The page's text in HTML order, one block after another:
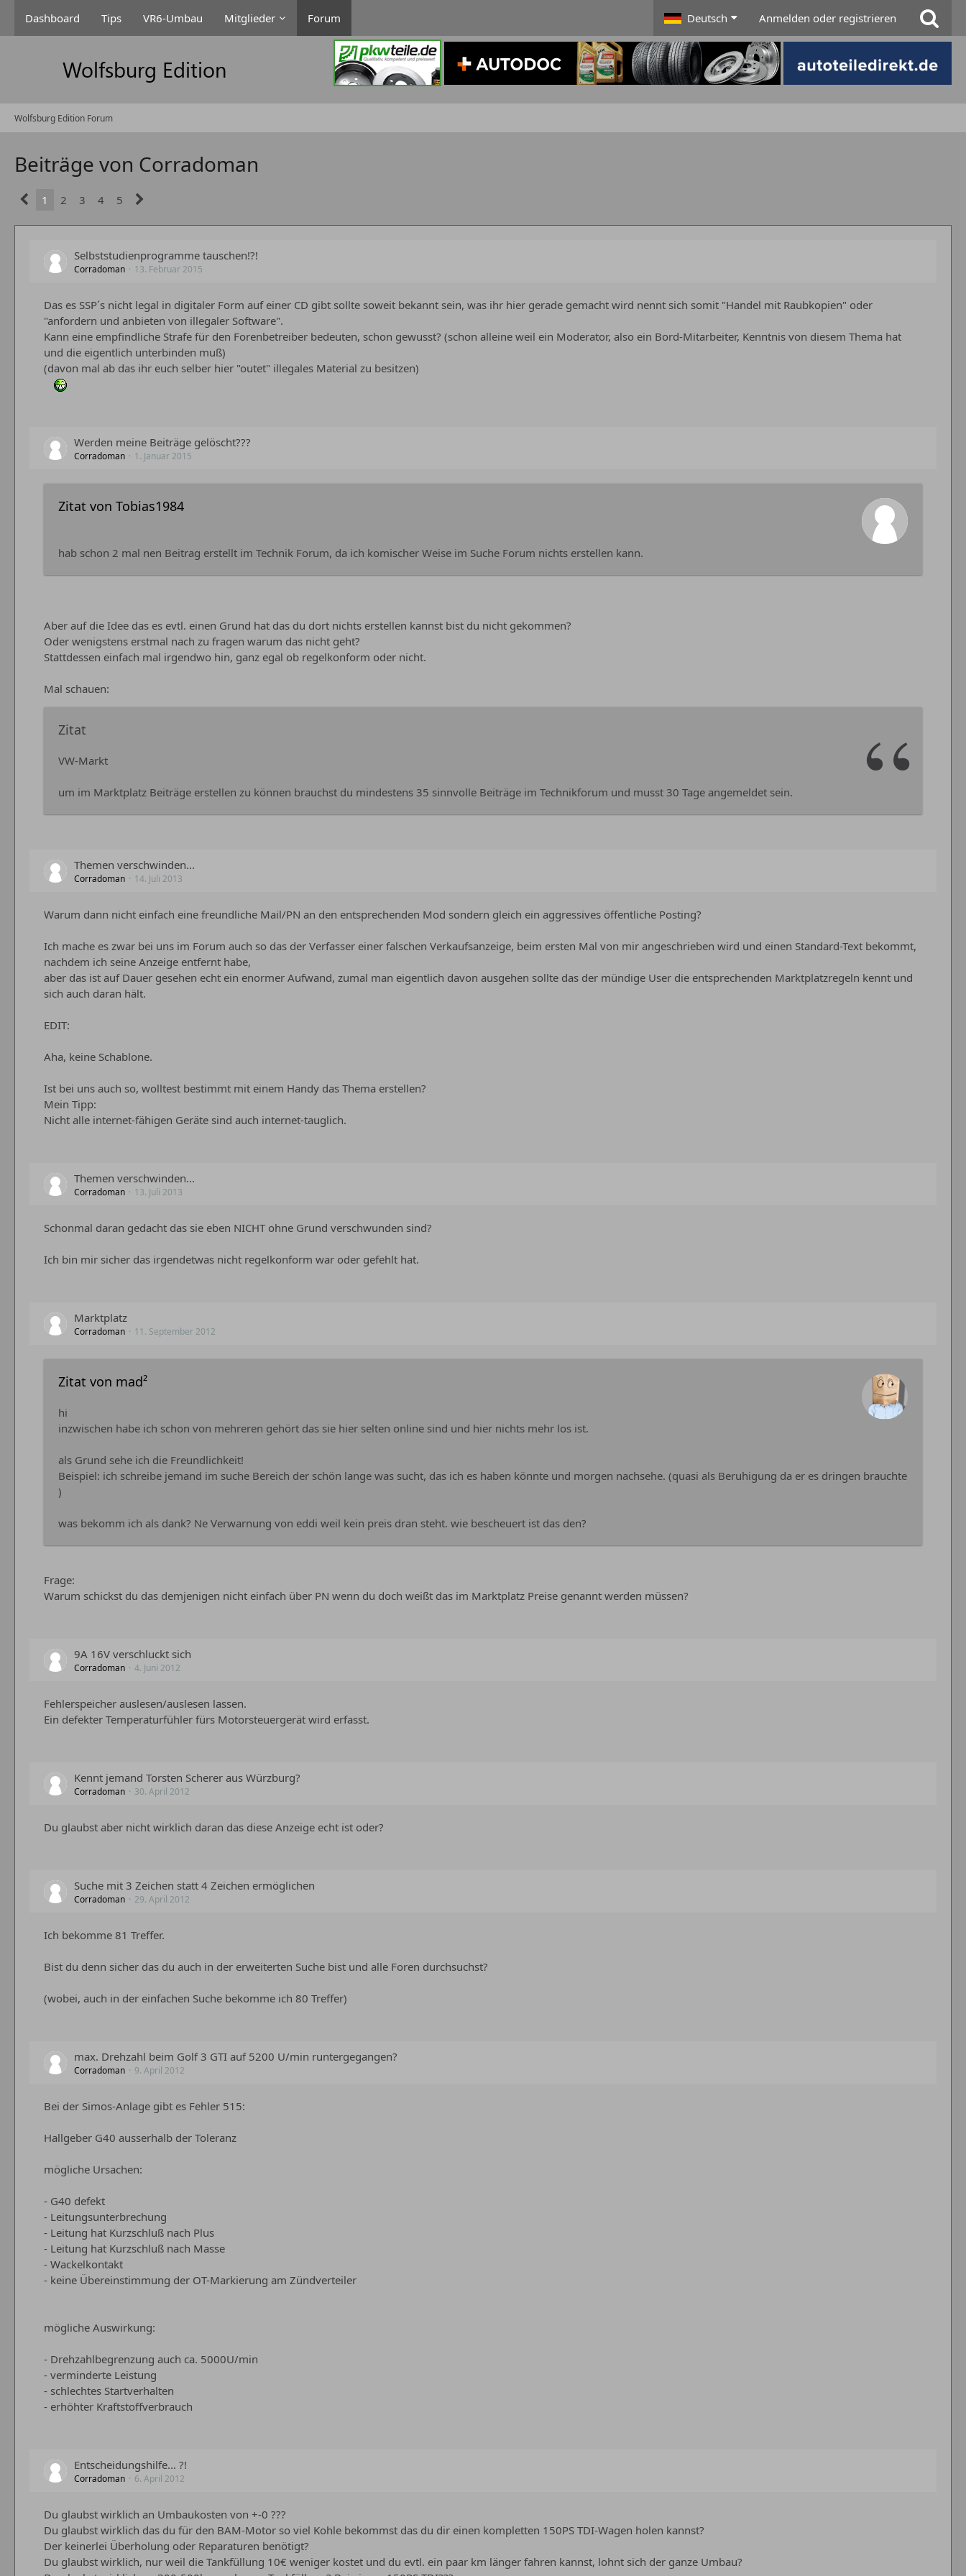
Dashboard Tips VR6-Umbau Mitglieder Forum Deutsch Anmelden oder registrieren
Wolfsburg Edition Forum
Beiträge von Corradoman
1 2 3 4 5
Selbststudienprogramme tauschen!?!
Corradoman 13. Februar 2015
Das es SSP´s nicht legal in digitaler Form auf einer CD gibt sollte soweit bekannt sein, was ihr hier gerade gemacht wird nennt sich somit "Handel mit Raubkopien" oder
"anfordern und anbieten von illegaler Software".
Kann eine empfindliche Strafe für den Forenbetreiber bedeuten, schon gewusst? (schon alleine weil ein Moderator, also ein Bord-Mitarbeiter, Kenntnis von diesem Thema hat
und die eigentlich unterbinden muß)
(davon mal ab das ihr euch selber hier "outet" illegales Material zu besitzen)
Werden meine Beiträge gelöscht???
Corradoman 1. Januar 2015
Zitat von Tobias1984
hab schon 2 mal nen Beitrag erstellt im Technik Forum, da ich komischer Weise im Suche Forum nichts erstellen kann.
Aber auf die Idee das es evtl. einen Grund hat das du dort nichts erstellen kannst bist du nicht gekommen?
Oder wenigstens erstmal nach zu fragen warum das nicht geht?
Stattdessen einfach mal irgendwo hin, ganz egal ob regelkonform oder nicht.
Mal schauen:
Zitat
VW-Markt
um im Marktplatz Beiträge erstellen zu können brauchst du mindestens 35 sinnvolle Beiträge im Technikforum und musst 30 Tage angemeldet sein.
Themen verschwinden...
Corradoman 14. Juli 2013
Warum dann nicht einfach eine freundliche Mail/PN an den entsprechenden Mod sondern gleich ein aggressives öffentliche Posting?
Ich mache es zwar bei uns im Forum auch so das der Verfasser einer falschen Verkaufsanzeige, beim ersten Mal von mir angeschrieben wird und einen Standard-Text bekommt,
nachdem ich seine Anzeige entfernt habe,
aber das ist auf Dauer gesehen echt ein enormer Aufwand, zumal man eigentlich davon ausgehen sollte das der mündige User die entsprechenden Marktplatzregeln kennt und
sich auch daran hält.
EDIT:
Aha, keine Schablone.
Ist bei uns auch so, wolltest bestimmt mit einem Handy das Thema erstellen?
Mein Tipp:
Nicht alle internet-fähigen Geräte sind auch internet-tauglich.
Themen verschwinden...
Corradoman 13. Juli 2013
Schonmal daran gedacht das sie eben NICHT ohne Grund verschwunden sind?
Ich bin mir sicher das irgendetwas nicht regelkonform war oder gefehlt hat.
Marktplatz
Corradoman 11. September 2012
Zitat von mad²
hi
inzwischen habe ich schon von mehreren gehört das sie hier selten online sind und hier nichts mehr los ist.
als Grund sehe ich die Freundlichkeit!
Beispiel: ich schreibe jemand im suche Bereich der schön lange was sucht, das ich es haben könnte und morgen nachsehe. (quasi als Beruhigung da er es dringen brauchte
)
was bekomm ich als dank? Ne Verwarnung von eddi weil kein preis dran steht. wie bescheuert ist das den?
Frage:
Warum schickst du das demjenigen nicht einfach über PN wenn du doch weißt das im Marktplatz Preise genannt werden müssen?
9A 16V verschluckt sich
Corradoman 4. Juni 2012
Fehlerspeicher auslesen/auslesen lassen.
Ein defekter Temperaturfühler fürs Motorsteuergerät wird erfasst.
Kennt jemand Torsten Scherer aus Würzburg?
Corradoman 30. April 2012
Du glaubst aber nicht wirklich daran das diese Anzeige echt ist oder?
Suche mit 3 Zeichen statt 4 Zeichen ermöglichen
Corradoman 29. April 2012
Ich bekomme 81 Treffer.
Bist du denn sicher das du auch in der erweiterten Suche bist und alle Foren durchsuchst?
(wobei, auch in der einfachen Suche bekomme ich 80 Treffer)
max. Drehzahl beim Golf 3 GTI auf 5200 U/min runtergegangen?
Corradoman 9. April 2012
Bei der Simos-Anlage gibt es Fehler 515:
Hallgeber G40 ausserhalb der Toleranz
mögliche Ursachen:
- G40 defekt
- Leitungsunterbrechung
- Leitung hat Kurzschluß nach Plus
- Leitung hat Kurzschluß nach Masse
- Wackelkontakt
- keine Übereinstimmung der OT-Markierung am Zündverteiler
mögliche Auswirkung:
- Drehzahlbegrenzung auch ca. 5000U/min
- verminderte Leistung
- schlechtes Startverhalten
- erhöhter Kraftstoffverbrauch
Entscheidungshilfe... ?!
Corradoman 6. April 2012
Du glaubst wirklich an Umbaukosten von +-0 ???
Du glaubst wirklich das du für den BAM-Motor so viel Kohle bekommst das du dir einen kompletten 150PS TDI-Wagen holen kannst?
Der keinerlei Überholung oder Reparaturen benötigt?
Du glaubst wirklich, nur weil die Tankfüllung 10€ weniger kostet und du evtl. ein paar km länger fahren kannst, lohnt sich der ganze Umbau?